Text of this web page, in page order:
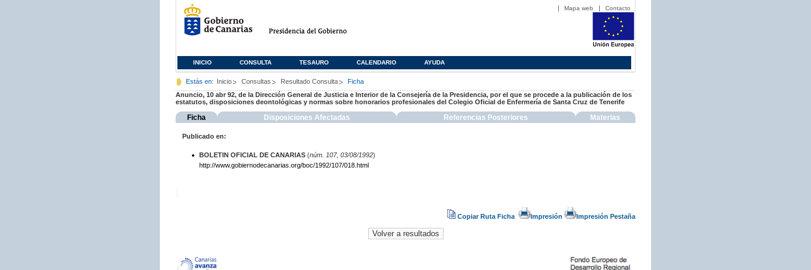
Mapa web Contacto
INICIO CONSULTA TESAURO CALENDARIO AYUDA
Estás en: Inicio Consultas Resultado Consulta
Ficha
Anuncio, 10 abr 92, de la Dirección General de Justicia e Interior de la Consejería de la Presidencia, por el que se procede a la publicación de los
estatutos, disposiciones deontológicas y normas sobre honorarios profesionales del Colegio Oficial de Enfermería de Santa Cruz de Tenerife
Ficha Disposiciones Afectadas Referencias Posteriores Materias
Publicado en:
BOLETIN OFICIAL DE CANARIAS(núm. 107, 03/08/1992)
http://www.gobiernodecanarias.org/boc/1992/107/018.html
Copiar Ruta Ficha Impresión Impresión Pestaña